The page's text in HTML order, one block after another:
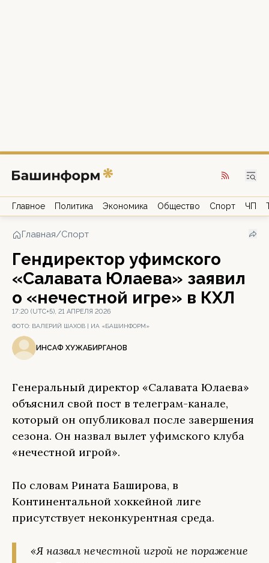
Главное Политика Экономика Общество Спорт ЧП
Главная/Спорт
Гендиректор уфимского
«Салавата Юлаева» заявил
о «нечестной игре» в КХЛ
17:20 (UTC+5), 21 АПРЕЛЯ 2026
ФОТО: ВАЛЕРИЙ ШАХОВ | ИА «БАШИНФОРМ»
ИНСАФ ХУЖАБИРГАНОВ
Генеральный директор «Салавата Юлаева»
объяснил свой пост в телеграм-канале,
который он опубликовал после завершения
сезона. Он назвал вылет уфимского клуба
«нечестной игрой».
По словам Рината Баширова, в
Континентальной хоккейной лиге
присутствует неконкурентная среда.
«Я назвал нечестной игрой не поражение